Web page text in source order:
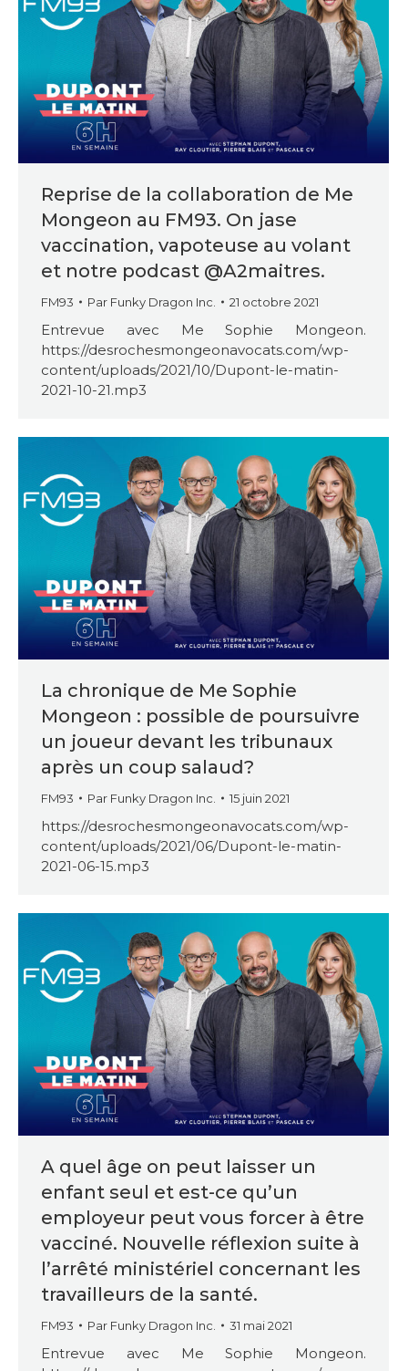
Reprise de la collaboration de Me
Mongeon au FM93. On jase
vaccination, vapoteuse au volant
et notre podcast @A2maitres.
FM93 Par Funky Dragon Inc. 21 octobre 2021
Entrevue avec Me Sophie Mongeon.
https://desrochesmongeonavocats.com/wp-
content/uploads/2021/10/Dupont-le-matin-
2021-10-21.mp3
La chronique de Me Sophie
Mongeon : possible de poursuivre
un joueur devant les tribunaux
après un coup salaud?
FM93 Par Funky Dragon Inc. 15 juin 2021
https://desrochesmongeonavocats.com/wp-
content/uploads/2021/06/Dupont-le-matin-
2021-06-15.mp3
A quel âge on peut laisser un
enfant seul et est-ce qu’un
employeur peut vous forcer à être
vacciné. Nouvelle réflexion suite à
l’arrêté ministériel concernant les
travailleurs de la santé.
FM93 Par Funky Dragon Inc. 31 mai 2021
Entrevue avec Me Sophie Mongeon.